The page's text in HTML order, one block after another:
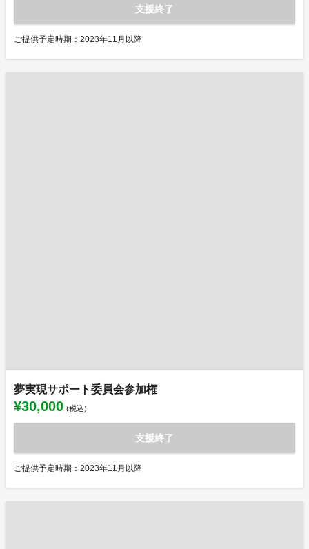
支援終了
ご提供予定時期：2023年11月以降
夢実現サポート委員会参加権
¥30,000 (税込)
支援終了
ご提供予定時期：2023年11月以降